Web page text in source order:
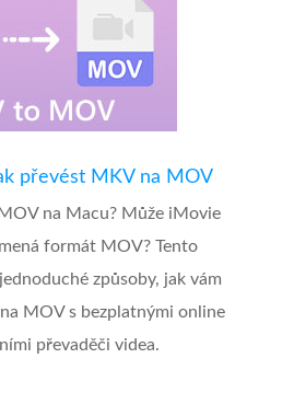
převést MKV na MOV
na Macu? Může iMovie
formát MOV? Tento
způsoby, jak vám
MOV s bezplatnými online
převaděči videa.